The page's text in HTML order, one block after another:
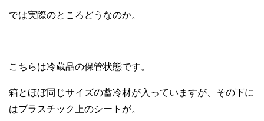
では実際のところどうなのか。
こちらは冷蔵品の保管状態です。
箱とほぼ同じサイズの蓄冷材が入っていますが、その下に
はプラスチック上のシートが。